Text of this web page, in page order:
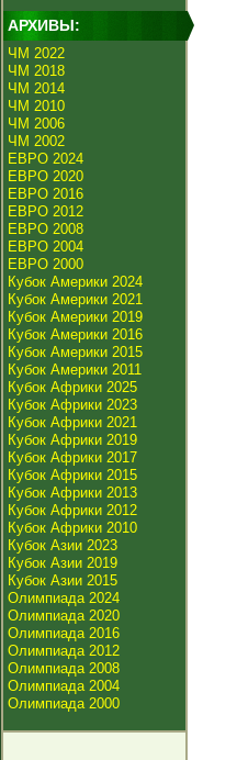
АРХИВЫ:
ЧМ 2022
ЧМ 2018
ЧМ 2014
ЧМ 2010
ЧМ 2006
ЧМ 2002
ЕВРО 2024
ЕВРО 2020
ЕВРО 2016
ЕВРО 2012
ЕВРО 2008
ЕВРО 2004
ЕВРО 2000
Кубок Америки 2024
Кубок Америки 2021
Кубок Америки 2019
Кубок Америки 2016
Кубок Америки 2015
Кубок Америки 2011
Кубок Африки 2025
Кубок Африки 2023
Кубок Африки 2021
Кубок Африки 2019
Кубок Африки 2017
Кубок Африки 2015
Кубок Африки 2013
Кубок Африки 2012
Кубок Африки 2010
Кубок Азии 2023
Кубок Азии 2019
Кубок Азии 2015
Олимпиада 2024
Олимпиада 2020
Олимпиада 2016
Олимпиада 2012
Олимпиада 2008
Олимпиада 2004
Олимпиада 2000